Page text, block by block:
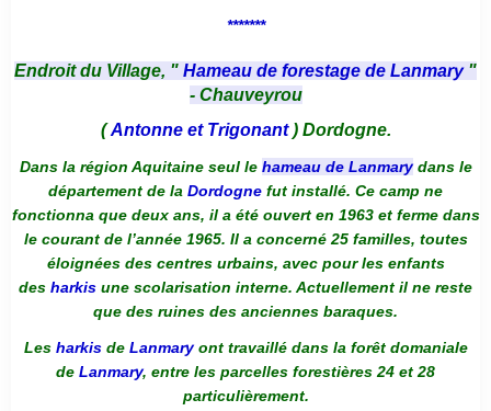
*******
Endroit du Village, " Hameau de forestage de Lanmary "
- Chauveyrou
(Antonne et Trigonant) Dordogne.
Dans la région Aquitaine seul le hameau de Lanmarydans le
département de la Dordogne fut installé. Ce camp ne
fonctionna que deux ans, il a été ouvert en 1963 et ferme dans
le courant de l’année 1965. Il a concerné 25 familles, toutes
éloignées des centres urbains, avec pour les enfants
des harkis une scolarisation interne. Actuellement il ne reste
que des ruines des anciennes baraques.
Les harkis de Lanmaryont travaillé dans la forêt domaniale
de Lanmary, entre les parcelles forestières 24 et 28
particulièrement.